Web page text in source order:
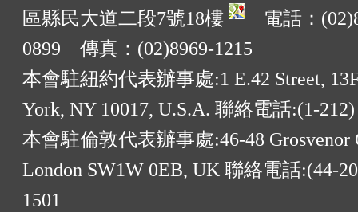
區縣民大道二段7號18樓
電話：
0899 傳真：(02)8969-1215
本會駐紐約代表辦事處:1 E.42 Street,
York, NY 10017, U.S.A. 聯絡電話:(1-212)
本會駐倫敦代表辦事處:46-48 Grosvenor
London SW1W 0EB, UK 聯絡電話:(44-
1501